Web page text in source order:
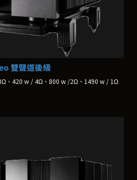
雙聲道後級
、420 w / 4Ω、800 w /2Ω、1490 w / 1Ω